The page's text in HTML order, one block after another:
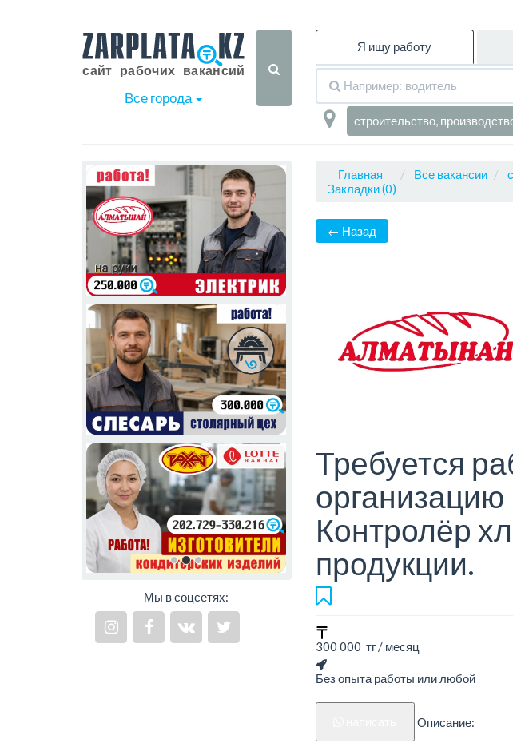
Все города
Я ищу работу
строительство,
Мы в соцсетях:
Главная Все вакансии
Закладки (0)
← Назад
Требуется
организацию
Контролёр
продукции.
300 000 тг / месяц
Без опыта работы или любой
Описание: